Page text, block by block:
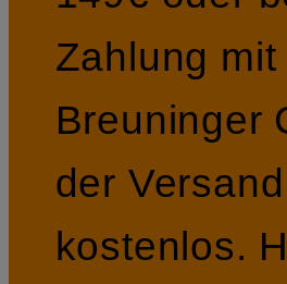
Zahlung mit
Breuninger
der Versand
kostenlos.